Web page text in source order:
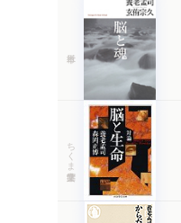
ちくま学芸文庫